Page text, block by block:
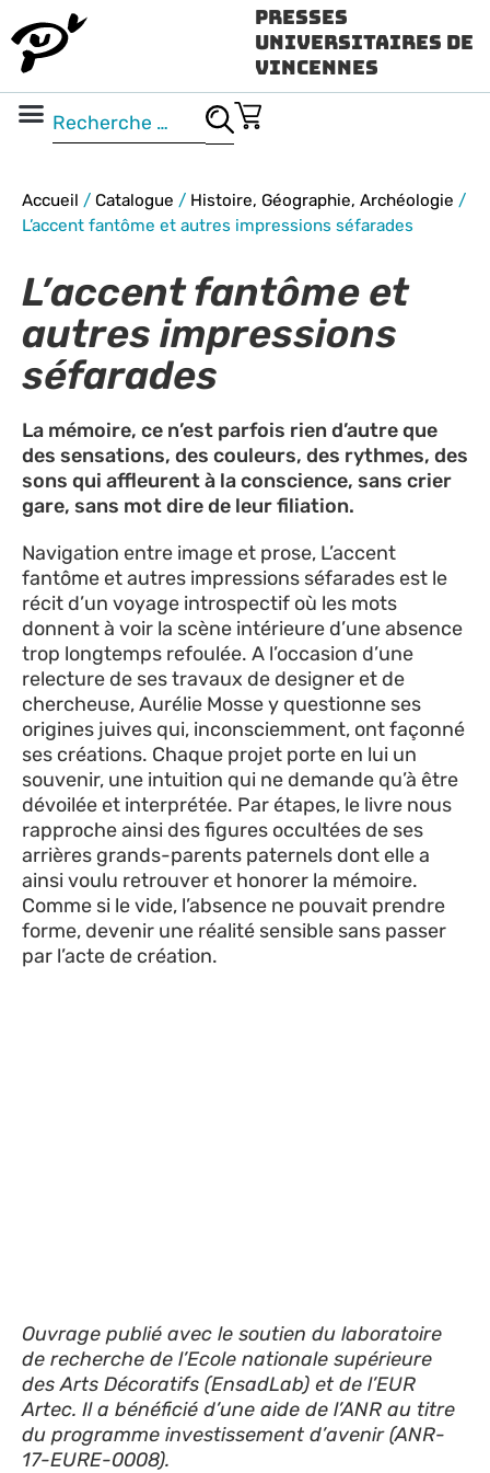
Presses
Universitaires de
Vincennes
Accueil / Catalogue / Histoire, Géographie, Archéologie /
L’accent fantôme et autres impressions séfarades
L’accent fantôme et
autres impressions
séfarades
La mémoire, ce n’est parfois rien d’autre que
des sensations, des couleurs, des rythmes, des
sons qui affleurent à la conscience, sans crier
gare, sans mot dire de leur filiation.
Navigation entre image et prose, L’accent
fantôme et autres impressions séfarades est le
récit d’un voyage introspectif où les mots
donnent à voir la scène intérieure d’une absence
trop longtemps refoulée. A l’occasion d’une
relecture de ses travaux de designer et de
chercheuse, Aurélie Mosse y questionne ses
origines juives qui, inconsciemment, ont façonné
ses créations. Chaque projet porte en lui un
souvenir, une intuition qui ne demande qu’à être
dévoilée et interprétée. Par étapes, le livre nous
rapproche ainsi des figures occultées de ses
arrières grands-parents paternels dont elle a
ainsi voulu retrouver et honorer la mémoire.
Comme si le vide, l’absence ne pouvait prendre
forme, devenir une réalité sensible sans passer
par l’acte de création.
Ouvrage publié avec le soutien du laboratoire
de recherche de l’Ecole nationale supérieure
des Arts Décoratifs (EnsadLab) et de l’EUR
Artec. Il a bénéficié d’une aide de l’ANR au titre
du programme investissement d’avenir (ANR-
17-EURE-0008).